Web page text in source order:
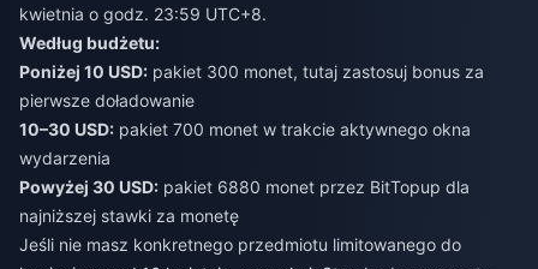
kwietnia o godz. 23:59 UTC+8.
Według budżetu:
Poniżej 10 USD: pakiet 300 monet, tutaj zastosuj bonus za
pierwsze doładowanie
10–30 USD: pakiet 700 monet w trakcie aktywnego okna
wydarzenia
Powyżej 30 USD: pakiet 6880 monet przez BitTopup dla
najniższej stawki za monetę
Jeśli nie masz konkretnego przedmiotu limitowanego do